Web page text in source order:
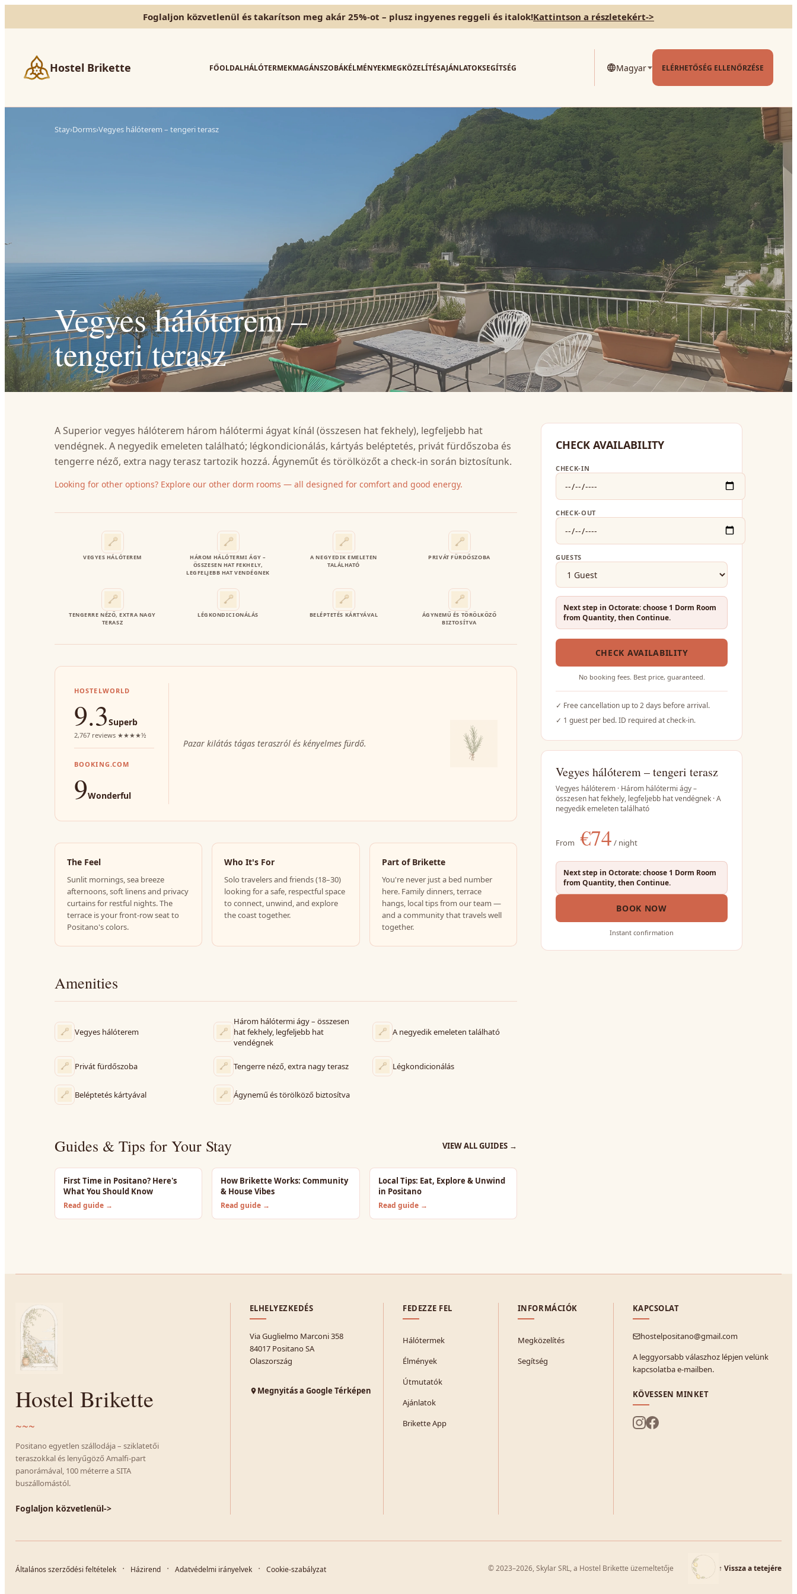
Foglaljon közvetlenül és takarítson meg akár 25%-ot – plusz ingyenes reggeli és italok!Kattintson a részletekért->
Hostel Brikette FŐOLDALHÁLÓTERMEKMAGÁNSZOBÁKÉLMÉNYEKMEGKÖZELÍTÉSAJÁNLATOKSEGÍTSÉG Magyar ELÉRHETŐSÉG ELLENŐRZÉSE
Stay›Dorms›Vegyes hálóterem – tengeri terasz
Vegyes hálóterem –
tengeri terasz
A Superior vegyes hálóterem három hálótermi ágyat kínál (összesen hat fekhely), legfeljebb hat
vendégnek. A negyedik emeleten található; légkondicionálás, kártyás beléptetés, privát fürdőszoba és
tengerre néző, extra nagy terasz tartozik hozzá. Ágyneműt és törölközőt a check-in során biztosítunk.
Looking for other options? Explore our other dorm rooms — all designed for comfort and good energy.
VEGYES HÁLÓTEREM
HÁROM HÁLÓTERMI ÁGY –
ÖSSZESEN HAT FEKHELY,
LEGFELJEBB HAT VENDÉGNEK
A NEGYEDIK EMELETEN
TALÁLHATÓ
PRIVÁT FÜRDŐSZOBA
TENGERRE NÉZŐ, EXTRA NAGY
TERASZ
LÉGKONDICIONÁLÁS BELÉPTETÉS KÁRTYÁVAL
ÁGYNEMŰ ÉS TÖRÖLKÖZŐ
BIZTOSÍTVA
HOSTELWORLD
9.3Superb
2,767 reviews ★★★★½
BOOKING.COM
9Wonderful
Pazar kilátás tágas teraszról és kényelmes fürdő.
The Feel
Sunlit mornings, sea breeze
afternoons, soft linens and privacy
curtains for restful nights. The
terrace is your front-row seat to
Positano's colors.
Who It's For
Solo travelers and friends (18–30)
looking for a safe, respectful space
to connect, unwind, and explore
the coast together.
Part of Brikette
You're never just a bed number
here. Family dinners, terrace
hangs, local tips from our team —
and a community that travels well
together.
Amenities
Vegyes hálóterem
Három hálótermi ágy – összesen
hat fekhely, legfeljebb hat
vendégnek
A negyedik emeleten található
Privát fürdőszoba Tengerre néző, extra nagy terasz Légkondicionálás
Beléptetés kártyával Ágynemű és törölköző biztosítva
Guides & Tips for Your Stay VIEW ALL GUIDES →
First Time in Positano? Here's
What You Should Know
Read guide →
How Brikette Works: Community
& House Vibes
Read guide →
Local Tips: Eat, Explore & Unwind
in Positano
Read guide →
CHECK AVAILABILITY
CHECK-IN
CHECK-OUT
GUESTS
Next step in Octorate: choose 1 Dorm Room
from Quantity, then Continue.
CHECK AVAILABILITY
No booking fees. Best price, guaranteed.
✓ Free cancellation up to 2 days before arrival.
✓ 1 guest per bed. ID required at check-in.
Vegyes hálóterem – tengeri terasz
Vegyes hálóterem · Három hálótermi ágy –
összesen hat fekhely, legfeljebb hat vendégnek · A
negyedik emeleten található
From €74 / night
Next step in Octorate: choose 1 Dorm Room
from Quantity, then Continue.
BOOK NOW
Instant confirmation
Hostel Brikette
~~~
Positano egyetlen szállodája – sziklatetői
teraszokkal és lenyűgöző Amalfi-part
panorámával, 100 méterre a SITA
buszállomástól.
Foglaljon közvetlenül->
ELHELYEZKEDÉS
Via Guglielmo Marconi 358
84017 Positano SA
Olaszország
Megnyitás a Google Térképen
FEDEZZE FEL
Hálótermek
Élmények
Útmutatók
Ajánlatok
Brikette App
INFORMÁCIÓK
Megközelítés
Segítség
KAPCSOLAT
hostelpositano@gmail.com
A leggyorsabb válaszhoz lépjen velünk
kapcsolatba e-mailben.
KÖVESSEN MINKET
Általános szerződési feltételek Házirend Adatvédelmi irányelvek Cookie-szabályzat © 2023–2026, Skylar SRL, a Hostel Brikette üzemeltetője ↑ Vissza a tetejére